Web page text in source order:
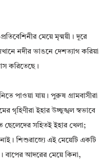
মেয়ে মৃন্ময়ী। দূরে
নদীর ভাঙনে দেশত্যাগ করিয়া
করিতেছে।
পাওয়া যায়। পুরুষ গ্রামবাসীরা
গৃহিণীরা ইহার উচ্ছৃঙ্খল স্বভাবে
ছেলেদের সহিতই ইহার খেলা;
শিশুরাজ্যে এই মেয়েটি একটি
বাপের আদরের মেয়ে কিনা,